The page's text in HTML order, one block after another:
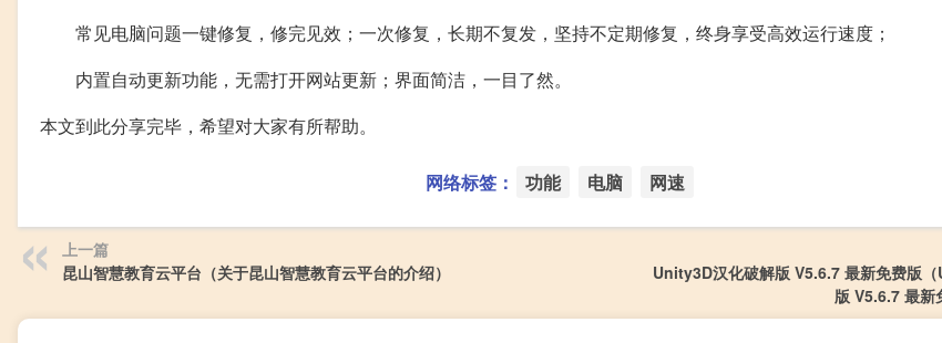
常见电脑问题一键修复，修完见效；一次修复，长期不复发，坚持不定期修复，终身享受高效运行速度；
内置自动更新功能，无需打开网站更新；界面简洁，一目了然。
本文到此分享完毕，希望对大家有所帮助。
网络标签： 功能 电脑 网速
上一篇
昆山智慧教育云平台（关于昆山智慧教育云平台的介绍）
Unity3D汉化破解版 V5.6.7 最新免费版
版 V5.6.7 最新